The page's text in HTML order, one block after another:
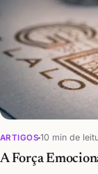
ARTIGOS 10 min de
A Força